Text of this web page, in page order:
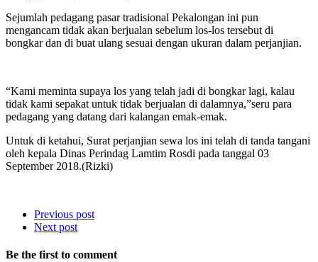
Sejumlah pedagang pasar tradisional Pekalongan ini pun
mengancam tidak akan berjualan sebelum los-los tersebut di
bongkar dan di buat ulang sesuai dengan ukuran dalam perjanjian.
“Kami meminta supaya los yang telah jadi di bongkar lagi, kalau
tidak kami sepakat untuk tidak berjualan di dalamnya,”seru para
pedagang yang datang dari kalangan emak-emak.
Untuk di ketahui, Surat perjanjian sewa los ini telah di tanda tangani
oleh kepala Dinas Perindag Lamtim Rosdi pada tanggal 03
September 2018.(Rizki)
Previous post
Next post
Be the first to comment